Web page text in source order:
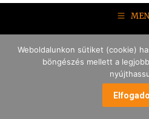
Weboldalunkon sütiket (cookie)
böngészés mellett a